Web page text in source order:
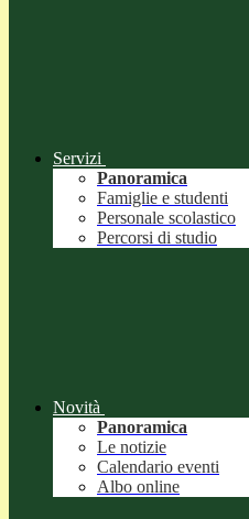
Servizi
Panoramica
Famiglie e studenti
Personale scolastico
Percorsi di studio
Novità
Panoramica
Le notizie
Calendario eventi
Albo online